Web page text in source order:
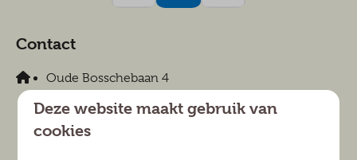
Contact
Oude Bosschebaan 4
Noord-Brabant
Nederland
Deze website maakt gebruik van
cookies